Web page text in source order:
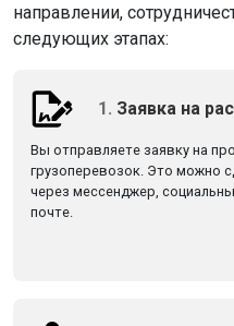
направлении,
следующих этапах:
1. Заявка на
Вы отправляете заявку на
грузоперевозок. Это можно
через мессенджер,
почте.